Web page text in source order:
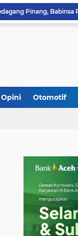
Opini Otomotif